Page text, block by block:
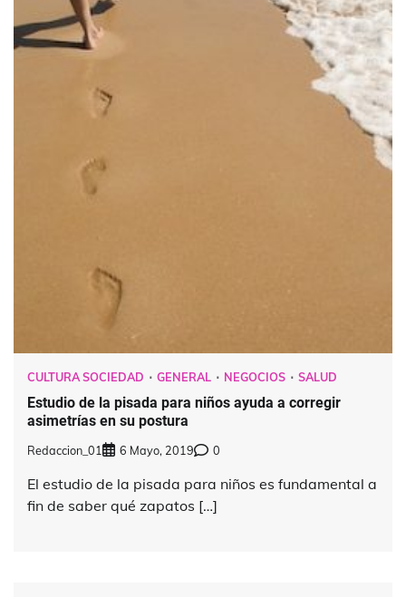
CULTURA SOCIEDAD GENERAL NEGOCIOS SALUD
Estudio de la pisada para niños ayuda a corregir
asimetrías en su postura
Redaccion_01 6 Mayo, 2019 0
El estudio de la pisada para niños es fundamental a
fin de saber qué zapatos […]